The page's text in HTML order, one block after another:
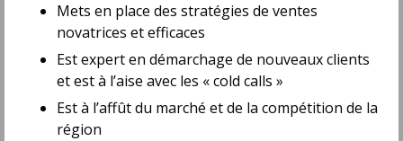
Montréal, QC
Permanent- Full time
Représentant(e) des ventes sénior
Distribution Paral
Montréal, QC
Mets en place des stratégies de ventes
novatrices et efficaces
Est expert en démarchage de nouveaux clients
et est à l’aise avec les « cold calls »
Est à l’affût du marché et de la compétition de la
région